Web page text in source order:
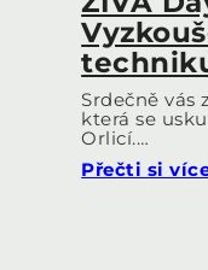
Srdečně vás
která se
Orlicí.…
Přečti si